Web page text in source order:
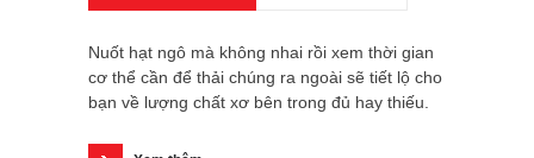
Nuốt hạt ngô mà không nhai rồi xem thời gian
cơ thể cần để thải chúng ra ngoài sẽ tiết lộ cho
bạn về lượng chất xơ bên trong đủ hay thiếu.